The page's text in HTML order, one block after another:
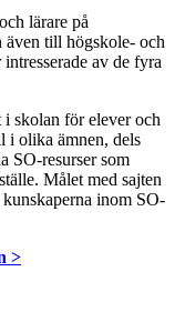
lärare på
även till högskole- och
av de fyra
i skolan för elever och
i olika ämnen, dels
SO-resurser som
Målet med sajten
inom SO-
>